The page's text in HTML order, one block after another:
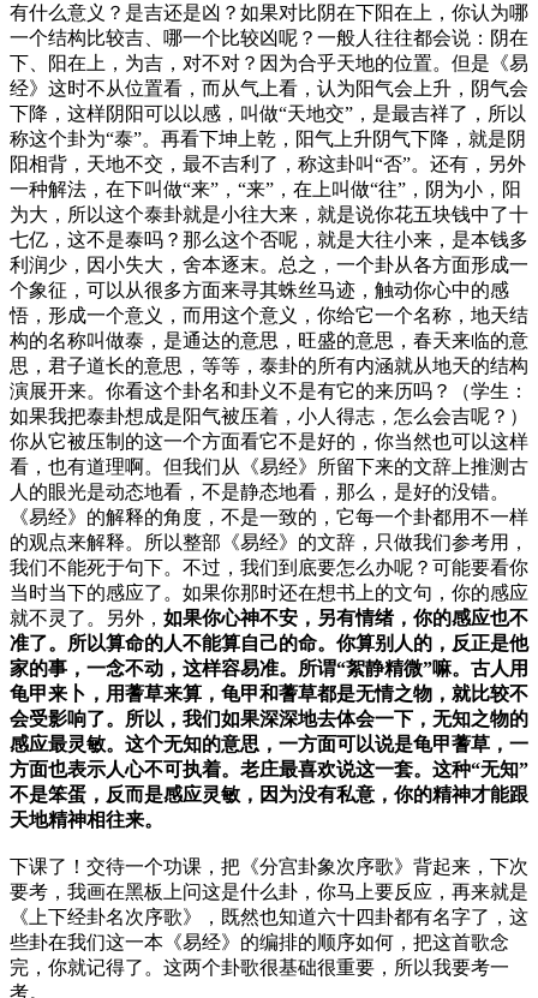
有什么意义？是吉还是凶？如果对比阴在下阳在上，你认为哪
一个结构比较吉、哪一个比较凶呢？一般人往往都会说：阴在
下、阳在上，为吉，对不对？因为合乎天地的位置。但是《易
经》这时不从位置看，而从气上看，认为阳气会上升，阴气会
下降，这样阴阳可以以感，叫做“天地交”，是最吉祥了，所以
称这个卦为“泰”。再看下坤上乾，阳气上升阴气下降，就是阴
阳相背，天地不交，最不吉利了，称这卦叫“否”。还有，另外
一种解法，在下叫做“来”，“来”，在上叫做“往”，阴为小，阳
为大，所以这个泰卦就是小往大来，就是说你花五块钱中了十
七亿，这不是泰吗？那么这个否呢，就是大往小来，是本钱多
利润少，因小失大，舍本逐末。总之，一个卦从各方面形成一
个象征，可以从很多方面来寻其蛛丝马迹，触动你心中的感
悟，形成一个意义，而用这个意义，你给它一个名称，地天结
构的名称叫做泰，是通达的意思，旺盛的意思，春天来临的意
思，君子道长的意思，等等，泰卦的所有内涵就从地天的结构
演展开来。你看这个卦名和卦义不是有它的来历吗？
（学生：
如果我把泰卦想成是阳气被压着，小人得志，怎么会吉呢？）
你从它被压制的这一个方面看它不是好的，你当然也可以这样
看，也有道理啊。但我们从《易经》所留下来的文辞上推测古
人的眼光是动态地看，不是静态地看，那么，是好的没错。
《易经》的解释的角度，不是一致的，它每一个卦都用不一样
的观点来解释。所以整部《易经》的文辞，只做我们参考用，
我们不能死于句下。不过，我们到底要怎么办呢？可能要看你
当时当下的感应了。如果你那时还在想书上的文句，你的感应
就不灵了。另外， 如果你心神不安，另有情绪，你的感应也不
准了。所以算命的人不能算自己的命。你算别人的，反正是他
家的事，一念不动，这样容易准。所谓“絮静精微”嘛。古人用
龟甲来卜，用蓍草来算，龟甲和蓍草都是无情之物，就比较不
会受影响了。所以，我们如果深深地去体会一下，无知之物的
感应最灵敏。这个无知的意思，一方面可以说是龟甲蓍草，一
方面也表示人心不可执着。老庄最喜欢说这一套。这种“无知”
不是笨蛋，反而是感应灵敏，因为没有私意，你的精神才能跟
天地精神相往来。
下课了！交待一个功课，把《分宫卦象次序歌》背起来，下次
要考，我画在黑板上问这是什么卦，你马上要反应，再来就是
《上下经卦名次序歌》，既然也知道六十四卦都有名字了，这
些卦在我们这一本《易经》的编排的顺序如何，把这首歌念
完，你就记得了。这两个卦歌很基础很重要，所以我要考一
考。